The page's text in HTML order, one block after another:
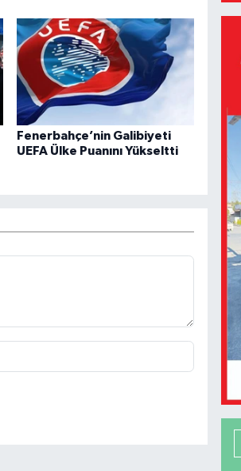
Fenerbahçe’nin Galibiyeti
UEFA Ülke Puanını Yükseltti